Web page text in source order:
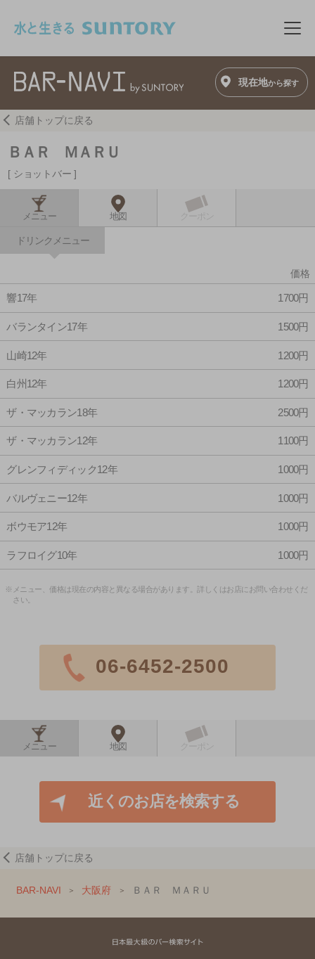
メ
現在地から探す
店舗トップに戻る
ＢＡＲ ＭＡＲＵ
ショットバー
メニュー 地図
ドリンクメニュー
価格
響17年 1700円
バランタイン17年 1500円
山崎12年 1200円
白州12年 1200円
ザ・マッカラン18年 2500円
ザ・マッカラン12年 1100円
グレンフィディック12年 1000円
バルヴェニー12年 1000円
ボウモア12年 1000円
ラフロイグ10年 1000円
※メニュー、価格は現在の内容と異なる場合があります。詳しくはお店にお問い合わせくだ
さい。
06-6452-2500
メニュー 地図
近くのお店を検索する
店舗トップに戻る
BAR-NAVI 大阪府 ＢＡＲ ＭＡＲＵ